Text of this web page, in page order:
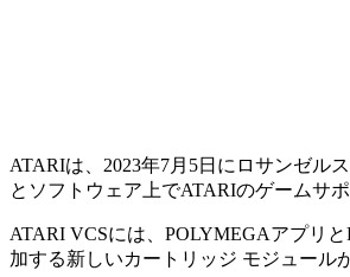
ATARIは、2023年7月5日にロサンゼル
とソフトウェア上でATARIのゲームサ
ATARI VCSには、POLYMEGAアプリ
加する新しいカートリッジ モジュール